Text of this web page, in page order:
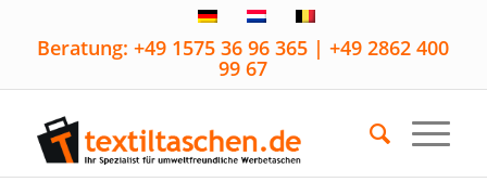
Beratung: +49 1575 36 96 365 | +49 2862 400
99 67